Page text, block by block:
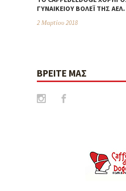
ΓΥΝΑΙΚΕΊΟΥ ΒΌΛΕΪ ΤΗΣ ΑΕΛ.
2 Μαρτίου 2018
ΒΡΕΊΤΕ ΜΑΣ